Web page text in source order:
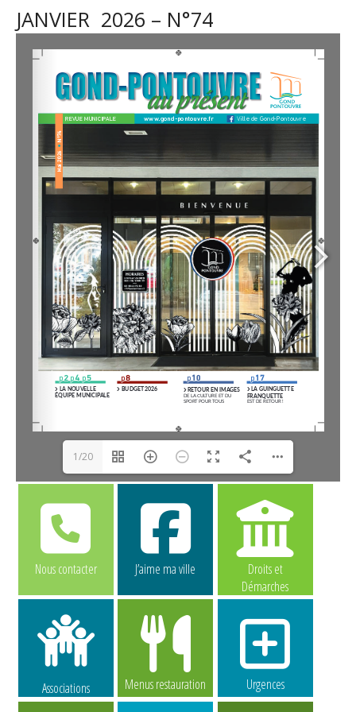
JANVIER 2026 – N°74
1/20
Nous contacter J’aime ma ville
Droits et
Démarches
Associations Menus restauration Urgences